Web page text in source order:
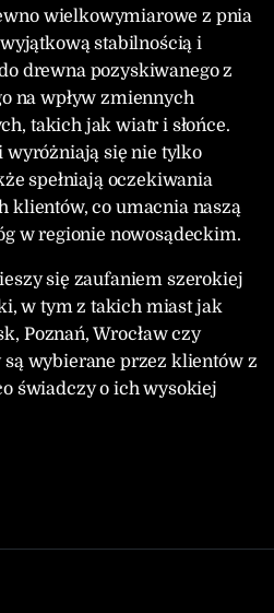
wielkowymiarowe z pnia
stabilnością i
drewna pozyskiwanego z
na wpływ zmiennych
takich jak wiatr i słońce.
wyróżniają się nie tylko
spełniają oczekiwania
klientów, co umacnia naszą
w regionie nowosądeckim.
się zaufaniem szerokiej
w tym z takich miast jak
Poznań, Wrocław czy
wybierane przez klientów z
świadczy o ich wysokiej